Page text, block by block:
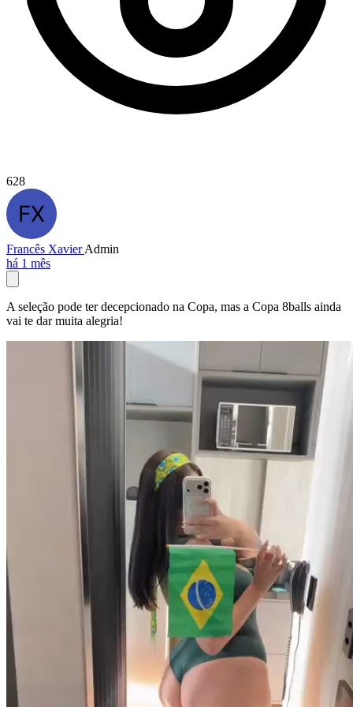
628
Francês XavierAdmin
há 1 mês
A seleção pode ter decepcionado na Copa, mas a Copa 8balls ainda
vai te dar muita alegria!